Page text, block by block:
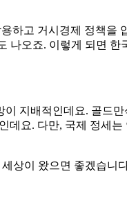
하고 거시경제 정책을
나오죠. 이렇게 되면 한
지배적인데요. 골드만
데요. 다만, 국제 정세
상이 왔으면 좋겠습니